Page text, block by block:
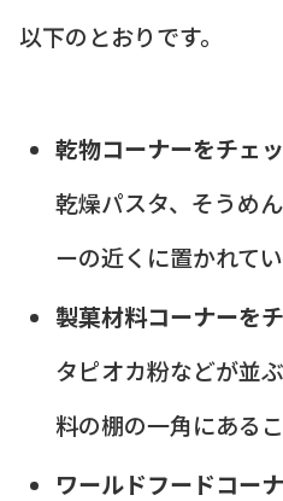
以下のとおりです。
乾物コーナーをチェ
乾燥パスタ、そうめ
ーの近くに置かれて
製菓材料コーナーを
タピオカ粉などが並
料の棚の一角にあるこ
ワールドフードコー